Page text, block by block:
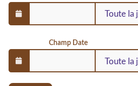
Champ Date